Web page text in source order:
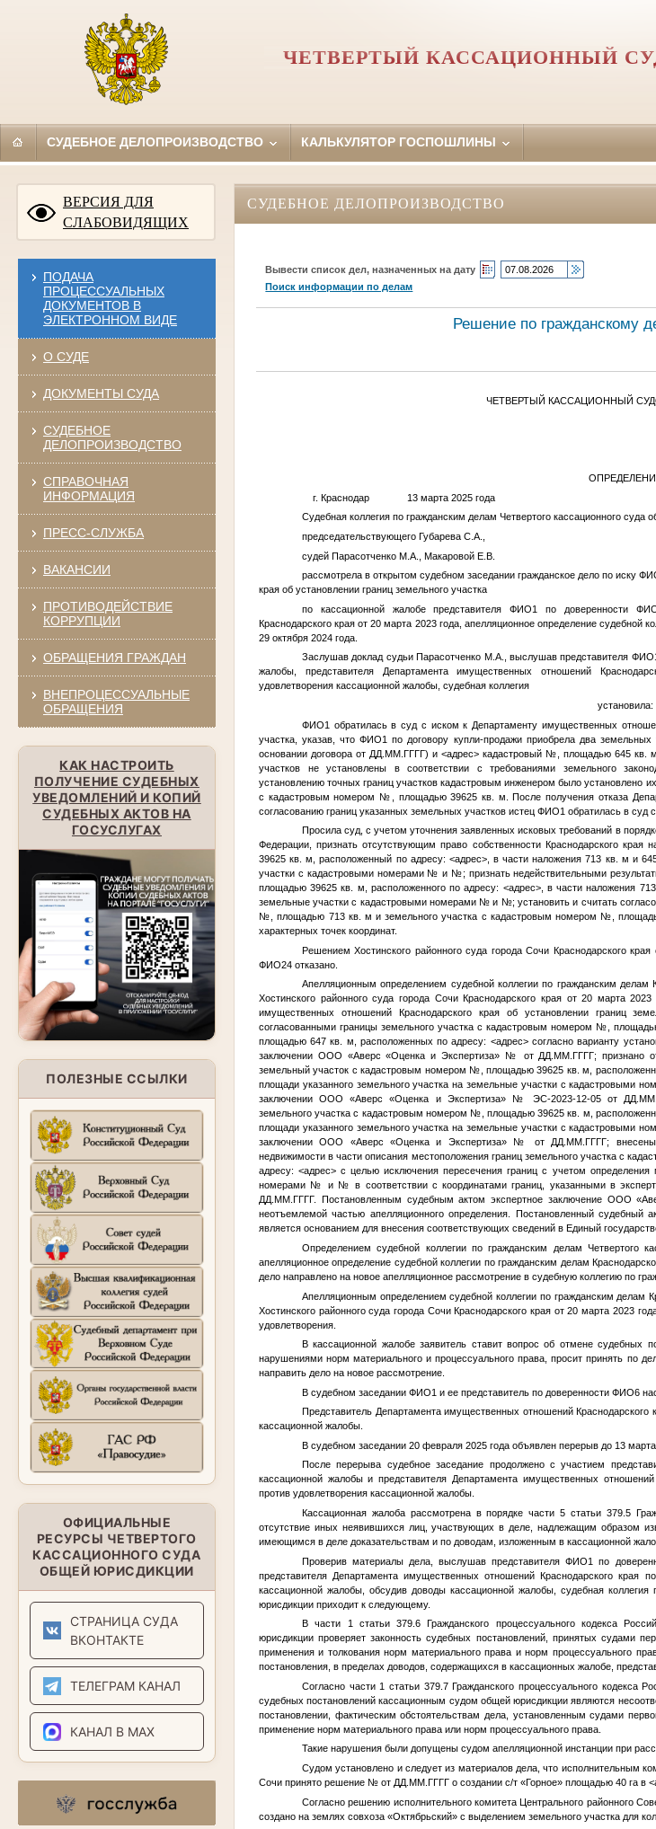
ЧЕТВЕРТЫЙ КАССАЦИОННЫЙ
СУДЕБНОЕ ДЕЛОПРОИЗВОДСТВО КАЛЬКУЛЯТОР ГОСПОШЛИНЫ
ВЕРСИЯ ДЛЯ
СЛАБОВИДЯЩИХ
ПОДАЧА
ПРОЦЕССУАЛЬНЫХ
ДОКУМЕНТОВ В
ЭЛЕКТРОННОМ ВИДЕ
О СУДЕ
ДОКУМЕНТЫ СУДА
СУДЕБНОЕ
ДЕЛОПРОИЗВОДСТВО
СПРАВОЧНАЯ
ИНФОРМАЦИЯ
ПРЕСС-СЛУЖБА
ВАКАНСИИ
ПРОТИВОДЕЙСТВИЕ
КОРРУПЦИИ
ОБРАЩЕНИЯ ГРАЖДАН
ВНЕПРОЦЕССУАЛЬНЫЕ
ОБРАЩЕНИЯ
КАК НАСТРОИТЬ
ПОЛУЧЕНИЕ СУДЕБНЫХ
УВЕДОМЛЕНИЙ И КОПИЙ
СУДЕБНЫХ АКТОВ НА
ГОСУСЛУГАХ
ПОЛЕЗНЫЕ ССЫЛКИ
ОФИЦИАЛЬНЫЕ
РЕСУРСЫ ЧЕТВЕРТОГО
КАССАЦИОННОГО СУДА
ОБЩЕЙ ЮРИСДИКЦИИ
СТРАНИЦА СУДА
ВКОНТАКТЕ
ТЕЛЕГРАМ КАНАЛ
КАНАЛ В MAX
СУДЕБНОЕ ДЕЛОПРОИЗВОДСТВО
Вывести список дел, назначенных на дату
Поиск информации по делам
Решение по гражданскому
ЧЕТВЕРТЫЙ КАССАЦИОННЫЙ
г. Краснодар 13 марта 2025 года
Судебная коллегия по гражданским делам Четвертого кассационного суда
председательствующего Губарева С.А.,
судей Парасотченко М.А., Макаровой Е.В.
рассмотрела в открытом судебном заседании гражданское дело по иску
края об установлении границ земельного участка
по кассационной жалобе представителяФИО1 по доверенности
Краснодарского края от 20 марта 2023 года, апелляционное определение судебной
29 октября 2024 года.
Заслушав доклад судьи Парасотченко М.А., выслушав представителя ФИО1
жалобы, представителя Департамента имущественных отношений
удовлетворения кассационной жалобы, судебная коллегия
установила:
ФИО1 обратилась в суд с иском к Департаменту имущественных
участка, указав, чтоФИО1 по договору купли-продажи приобрела два
основании договора от ДД.ММ.ГГГГ) и <адрес> кадастровый № , площадью 645 кв.
участков не установлены в соответствии с требованиями земельного
установлению точных границ участков кадастровым инженером было установлено
с кадастровым номером №
, площадью 39625 кв. м. После получения отказа
согласованию границ указанных земельных участков истец ФИО1 обратилась в суд
Просила суд, с учетом уточнения заявленных исковых требований в
Федерации, признать отсутствующим право собственности Краснодарского
39625 кв. м, расположенный по адресу: <адрес>, в части наложения 713 кв. м и
участки с кадастровыми номерами № и №; признать недействительными
площадью 39625 кв. м, расположенного по адресу: <адрес>, в части наложения
земельные участки с кадастровыми номерами № и №; установить и считать
№ , площадью 713 кв. м и земельного участка с кадастровым номером № ,
характерных точек координат.
Решением Хостинского районного суда города Сочи Краснодарского
ФИО24отказано.
Апелляционным определением судебной коллегии по гражданским делам
Хостинского районного суда города Сочи Краснодарского края от 20 марта
имущественных отношений Краснодарского края об установлении границ
согласованными границы земельного участка с кадастровым номером № ,
площадью 647 кв. м, расположенных по адресу: <адрес>согласно варианту
заключении ООО «Аверс «Оценка и Экспертиза» № от ДД.ММ.ГГГГ; признано
земельный участок с кадастровым номером № , площадью 39625 кв. м,
площади указанного земельного участка на земельные участки с кадастровыми
заключении ООО «Аверс «Оценка и Экспертиза» № ЭС-2023-12-05 от
земельного участка с кадастровым номером № , площадью 39625 кв. м,
площади указанного земельного участка на земельные участки с кадастровыми
заключении ООО «Аверс «Оценка и Экспертиза» № от ДД.ММ.ГГГГ;
недвижимости в части описания местоположения границ земельного участка с
адресу: <адрес> с целью исключения пересечения границ с учетом
номерами № и № в соответствии с координатами границ, указанными в
ДД.ММ.ГГГГ. Постановленным судебным актом экспертное заключение ООО
неотъемлемой частью апелляционного определения. Постановленный судебный
является основанием для внесения соответствующих сведений в Единый
Определением судебной коллегии по гражданским делам Четвертого
апелляционное определение судебной коллегии по гражданским делам
дело направлено на новое апелляционное рассмотрение в судебную коллегию по
Апелляционным определением судебной коллегии по гражданским делам
Хостинского районного суда города Сочи Краснодарского края от 20 марта 2023
удовлетворения.
В кассационной жалобе заявитель ставит вопрос об отмене судебных
нарушениями норм материального и процессуального права, просит принять по
направить дело на новое рассмотрение.
В судебном заседании ФИО1 и ее представитель по доверенности ФИО6
Представитель Департамента имущественных отношений Краснодарского
кассационной жалобы.
В судебном заседании 20 февраля 2025 года объявлен перерыв до 13
После перерыва судебное заседание продолжено с участием
кассационной жалобы и представителя Департамента имущественных
против удовлетворения кассационной жалобы.
Кассационная жалоба рассмотрена в порядке части 5 статьи 379.5
отсутствие иных неявившихся лиц, участвующих в деле, надлежащим образом
имеющимся в деле доказательствам и по доводам, изложенным в кассационной
Проверив материалы дела, выслушав представителяФИО1 по
представителя Департамента имущественных отношений Краснодарского края
кассационной жалобы, обсудив доводы кассационной жалобы, судебная
юрисдикции приходит к следующему.
В части 1 статьи 379.6 Гражданского процессуального кодекса
юрисдикции проверяет законность судебных постановлений, принятых судами
применения и толкования норм материального права и норм процессуального
постановления, в пределах доводов, содержащихся в кассационных жалобе,
Согласно части 1 статьи 379.7 Гражданского процессуального кодекса
судебных постановлений кассационным судом общей юрисдикции являются
постановлении, фактическим обстоятельствам дела, установленным судами
применение норм материального права или норм процессуального права.
Такие нарушения были допущены судом апелляционной инстанции при
Судом установлено и следует из материалов дела, что исполнительным
Сочи принято решение №от ДД.ММ.ГГГГо создании с/т «Горное» площадью 40 га в
Согласно решению исполнительного комитета Центрального районного
создано на землях совхоза «Октябрьский» с выделением земельного участка для